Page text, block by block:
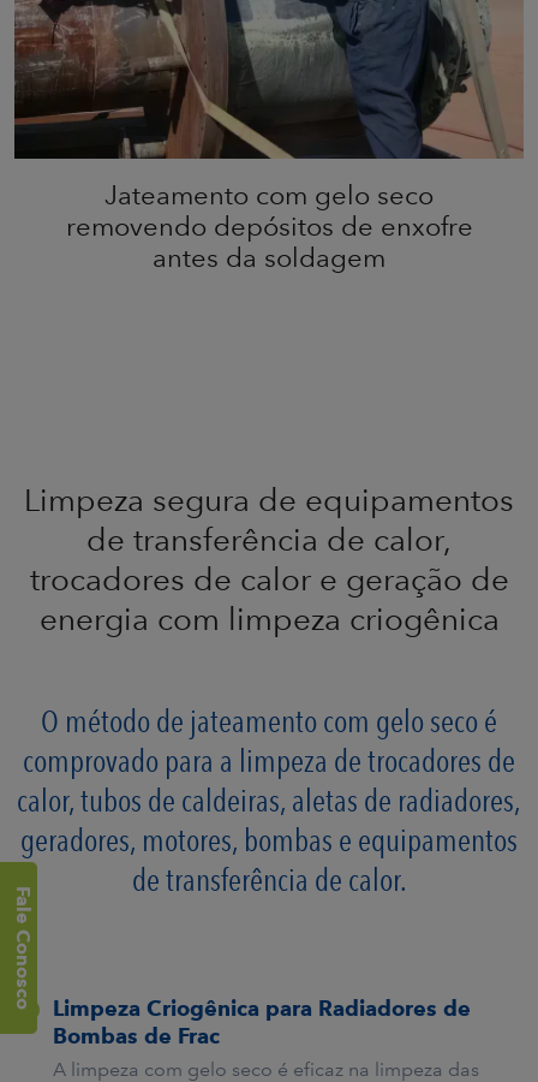
Jateamento com gelo seco
removendo depósitos de enxofre
antes da soldagem
Limpeza segura de equipamentos
de transferência de calor,
trocadores de calor e geração de
energia com limpeza criogênica
O método de jateamento com gelo seco é
comprovado para a limpeza de trocadores de
calor, tubos de caldeiras, aletas de radiadores,
geradores, motores, bombas e equipamentos
de transferência de calor.
Limpeza Criogênica para Radiadores de
Bombas de Frac
A limpeza com gelo seco é eficaz na limpeza das
Fale Conosco
Fale Conosco